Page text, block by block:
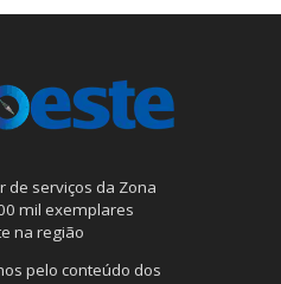
de serviços da Zona
mil exemplares
na região
pelo conteúdo dos